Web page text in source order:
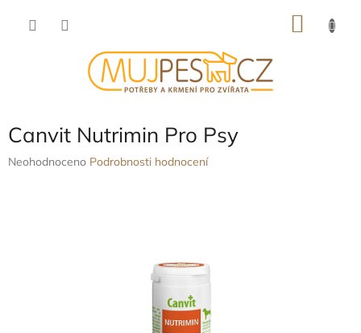
Canvit Nutrimin Pro Psy
Průměrné
Neohodnoceno Podrobnosti hodnocení